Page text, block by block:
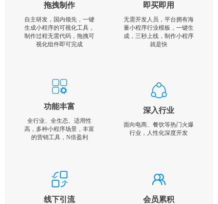
拖拽制作
自主研发，国内领先，一键
生成小程序的可视化工具，
制作过程无需代码，拖拽可
视化组件即可完成
即买即用
无需开发人员，平台拥有海
量小程序行业模板，一键生
成，三秒上线，制作小程序
就是快
功能丰富
全行业、全生态、适用性
高，多种小程序场景，丰富
的营销工具，N倍盈利
深入行业
面向电商、餐饮等热门火爆
行业，人性化深度开发
线下引流 会员累积